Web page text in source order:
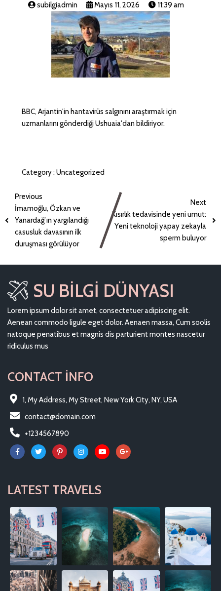
subilgiadmin Mayıs 11, 2026 11:39 am
BBC, Arjantin'in hantavirüs salgınını araştırmak için
uzmanlarını gönderdiği Ushuaia'dan bildiriyor.
Category : Uncategorized
Previous
İmamoğlu, Özkan ve
Yanardağ’ın yargılandığı
casusluk davasının ilk
duruşması görülüyor
Next
Kısırlık tedavisinde yeni umut:
Yeni teknoloji yapay zekayla
sperm buluyor
SU BILGI DÜNYASI
Lorem ipsum dolor sit amet, consectetuer adipiscing elit.
Aenean commodo ligule eget dolor. Aenaen massa, Cum soolis
natoque penatibus et magnis dis parturient montes nascetur
ridiculus mus
CONTACT INFO
1, My Address, My Street, New York City, NY, USA
contact@domain.com
+1234567890
LATEST TRAVELS